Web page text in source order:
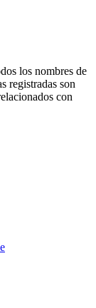
los nombres de
registradas son
con